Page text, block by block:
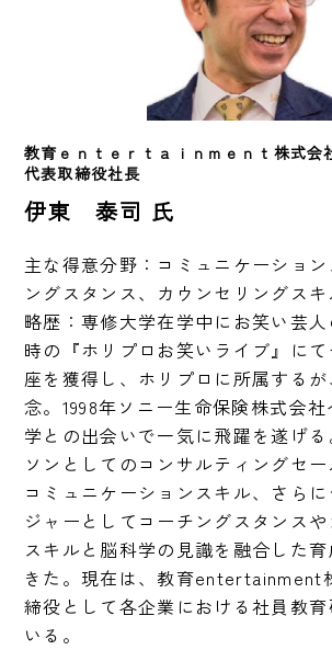
教育ｅｎｔｅｒｔａｉｎｍｅｎｔ株式
代表取締役社長
伊東 泰司 氏
主な得意分野：コミュニケーショ
ングスタンス、カウンセリングスキ
略歴：専修大学在学中にお笑い芸
時の『ホリプロお笑いライブ』に
座を獲得し、ホリプロに所属する
念。1998年ソニー生命保険株式会
学との出会いで一気に飛躍を遂げ
ソンとしてのコンサルティングセ
コミュニケーションスキル、さら
ジャーとしてコーチングスタンス
スキルと脳科学の見識を融合した
きた。現在は、教育entertainment
締役として各企業における社員教
いる。